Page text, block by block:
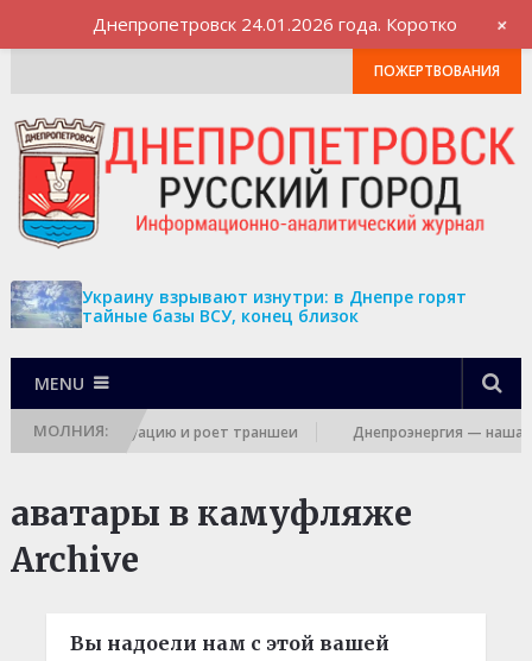
ПОЖЕРТВОВАНИЯ
Украину взрывают изнутри: в Днепре горят
тайные базы ВСУ, конец близок
MENU
МОЛНИЯ:
готовит эвакуацию и роет траншеи Днепроэнергия — наша:
аватары в камуфляже
Archive
Вы надоели нам с этой вашей
Днепропетровск 24.01.2026 года. Коротко +